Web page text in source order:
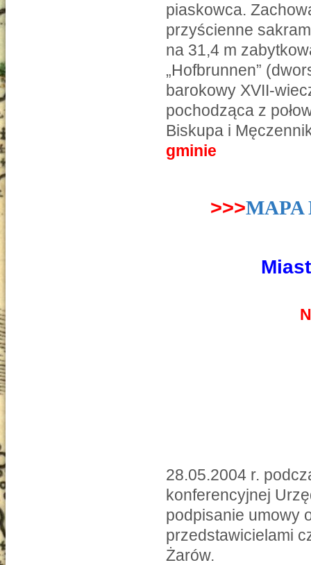
piaskowca.
przyścienne
na 31,4 m
„Hofbrunnen”
barokowy XVII-
pochodząca z
Biskupa i
gminie
>>>MAPA
28.05.2004 r.
konferencyjnej
podpisanie umowy
przedstawicielami
Żarów.